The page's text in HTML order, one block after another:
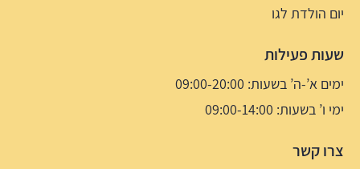
יום הולדת לגו
שעות פעילות
ימים א’-ה’ בשעות: 09:00-20:00
ימי ו’ בשעות: 09:00-14:00
צרו קשר